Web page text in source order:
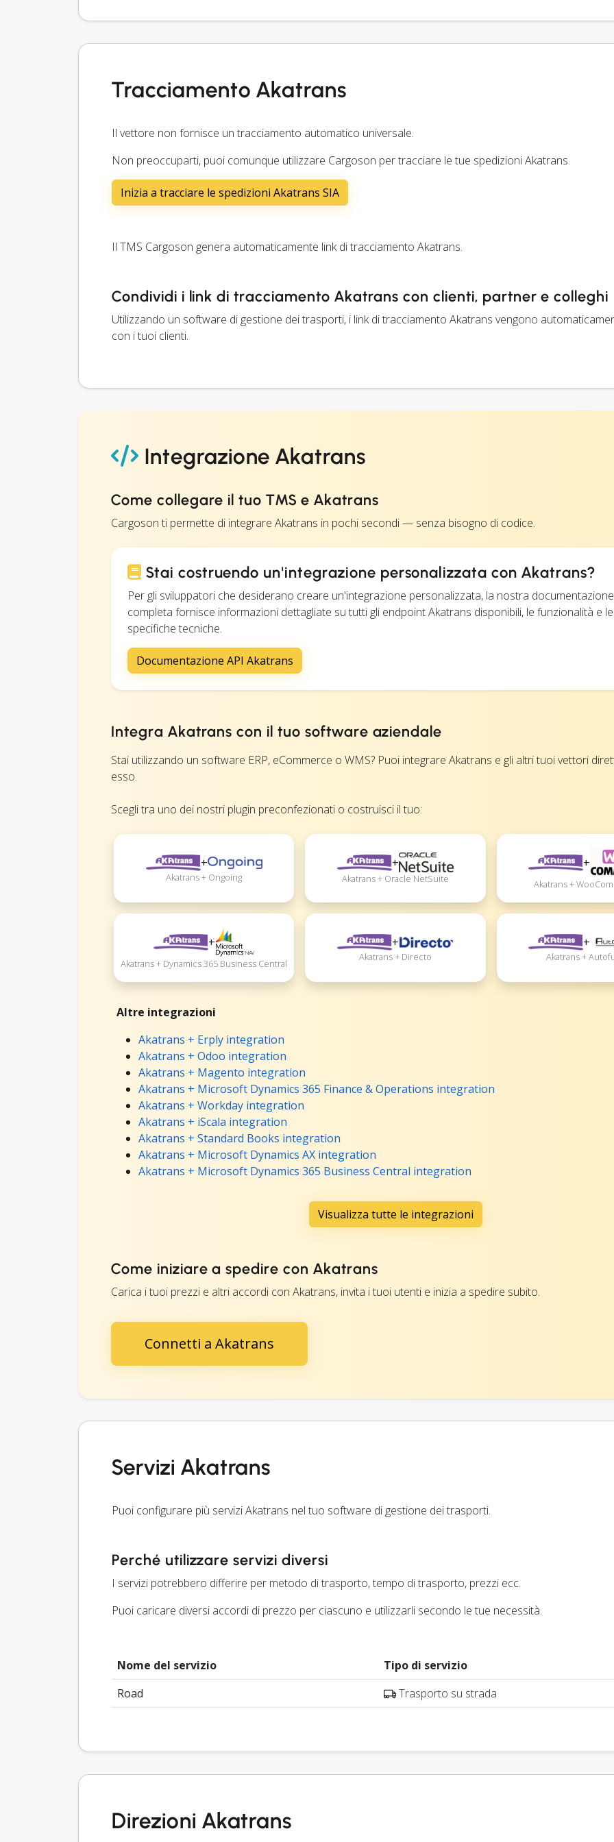
Tracciamento Akatrans
Il vettore non fornisce un tracciamento automatico universale.
Non preoccuparti, puoi comunque utilizzare Cargoson per tracciare le tue spedizioni Akatrans.
Inizia a tracciare le spedizioni Akatrans SIA
Il TMS Cargoson genera automaticamente link di tracciamento Akatrans.
Condividi i link di tracciamento Akatrans con clienti, partner e colleghi
Utilizzando un software di gestione dei trasporti, i link di tracciamento Akatrans vengono
con i tuoi clienti.
Integrazione Akatrans
Come collegare il tuo TMS e Akatrans
Cargoson ti permette di integrare Akatrans in pochi secondi — senza bisogno di codice.
Stai costruendo un'integrazione personalizzata con Akatrans?
Per gli sviluppatori che desiderano creare un'integrazione personalizzata, la nostra
completa fornisce informazioni dettagliate su tutti gli endpoint Akatrans disponibili, le funzionalità e le
specifiche tecniche.
Documentazione API Akatrans
Integra Akatrans con il tuo software aziendale
Stai utilizzando un software ERP, eCommerce o WMS? Puoi integrare Akatrans e gli altri tuoi vettori
esso.
Scegli tra uno dei nostri plugin preconfezionati o costruisci il tuo:
+
Akatrans + Ongoing
+
Akatrans + Oracle NetSuite
+
Akatrans +
+
Akatrans + Dynamics 365 Business Central
+
Akatrans + Directo
+
Akatrans +
Altre integrazioni
Akatrans + Erply integration
Akatrans + Odoo integration
Akatrans + Magento integration
Akatrans + Microsoft Dynamics 365 Finance & Operations integration
Akatrans + Workday integration
Akatrans + iScala integration
Akatrans + Standard Books integration
Akatrans + Microsoft Dynamics AX integration
Akatrans + Microsoft Dynamics 365 Business Central integration
Visualizza tutte le integrazioni
Come iniziare a spedire con Akatrans
Carica i tuoi prezzi e altri accordi con Akatrans, invita i tuoi utenti e inizia a spedire subito.
Connetti a Akatrans
Servizi Akatrans
Puoi configurare più servizi Akatrans nel tuo software di gestione dei trasporti.
Perché utilizzare servizi diversi
I servizi potrebbero differire per metodo di trasporto, tempo di trasporto, prezzi ecc.
Puoi caricare diversi accordi di prezzo per ciascuno e utilizzarli secondo le tue necessità.
Nome del servizio
Tipo di servizio
Road
Trasporto su strada
Direzioni Akatrans